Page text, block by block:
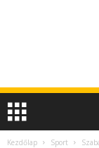
Kezdőlap Sport